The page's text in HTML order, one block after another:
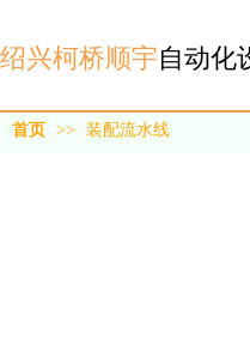
绍兴柯桥顺宇自动化
首页 >> 装配流水线